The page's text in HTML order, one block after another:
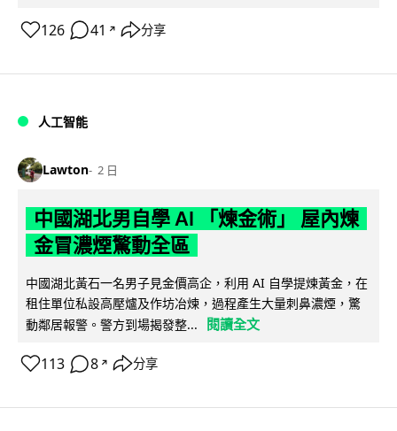
126 41 ↗ 分享
人工智能
Lawton 2 日
中國湖北男自學 AI 「煉金術」 屋內煉
金冒濃煙驚動全區
中國湖北黃石一名男子見金價高企，利用 AI 自學提煉黃金，在
租住單位私設高壓爐及作坊冶煉，過程產生大量刺鼻濃煙，驚
動鄰居報警。警方到場揭發整...
閱讀全文
113 8 ↗ 分享